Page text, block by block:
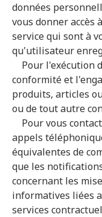
données
vous donner
service qui sont à
qu'utilisateur
Pour l'exécution
conformité et
produits, articles
ou de tout autre
Pour vous
appels
équivalentes de
que les
concernant les
informatives liées
services